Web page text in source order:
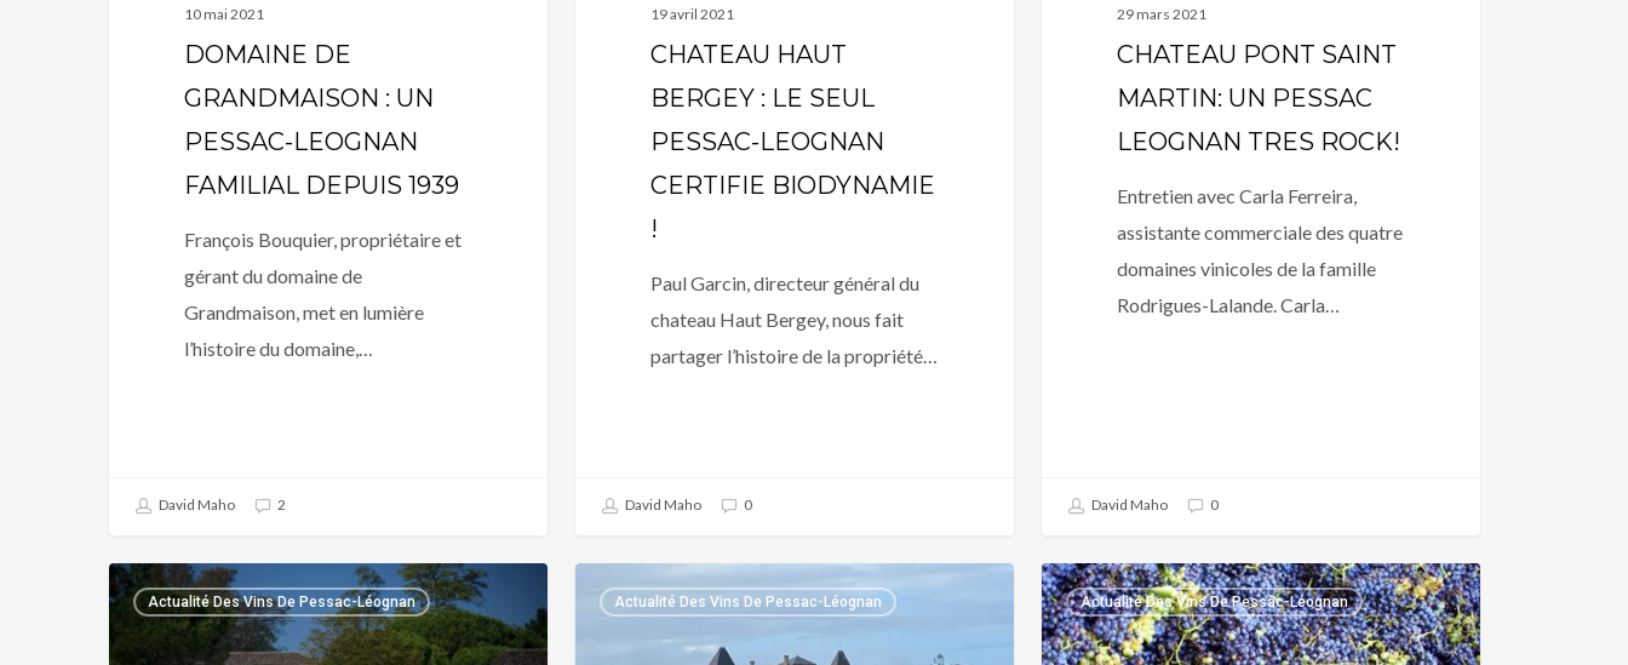
10 mai 2021
DOMAINE DE
GRANDMAISON : UN
PESSAC-LEOGNAN
FAMILIAL DEPUIS 1939
François Bouquier, propriétaire et
gérant du domaine de
Grandmaison, met en lumière
l’histoire du domaine,…
David Maho 2
19 avril 2021
CHATEAU HAUT
BERGEY : LE SEUL
PESSAC-LEOGNAN
CERTIFIE BIODYNAMIE
!
Paul Garcin, directeur général du
chateau Haut Bergey, nous fait
partager l’histoire de la propriété…
David Maho 0
29 mars 2021
CHATEAU PONT SAINT
MARTIN: UN PESSAC
LEOGNAN TRES ROCK!
Entretien avec Carla Ferreira,
assistante commerciale des quatre
domaines vinicoles de la famille
Rodrigues-Lalande. Carla…
David Maho 0
CHATEAU
BROWN
Actualité Des Vins De Pessac-Léognan Actualité Des Vins De Pessac-Léognan
CEPAGE
PESSAC
LEOGNAN
Actualité Des Vins De Pessac-Léognan